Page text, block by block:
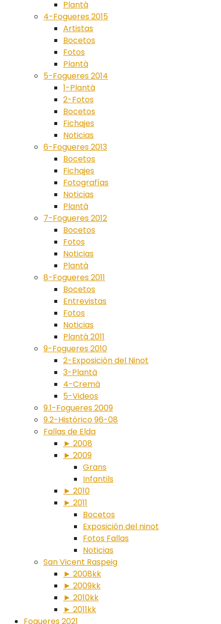
Plantà
4-Fogueres 2015
Artistas
Bocetos
Fotos
Plantà
5-Fogueres 2014
1-Plantà
2-Fotos
Bocetos
Fichajes
Noticias
6-Fogueres 2013
Bocetos
Fichajes
Fotografías
Noticias
Plantà
7-Fogueres 2012
Bocetos
Fotos
Noticias
Plantà
8-Fogueres 2011
Bocetos
Entrevistas
Fotos
Noticias
Plantà 2011
9-Fogueres 2010
2-Exposición del Ninot
3-Plantà
4-Cremà
5-Videos
9.1-Fogueres 2009
9.2-Histórico 96-08
Fallas de Elda
► 2008
► 2009
Grans
Infantils
► 2010
► 2011
Bocetos
Exposición del ninot
Fotos Fallas
Noticias
San Vicent Raspeig
► 2008kk
► 2009kk
► 2010kk
► 2011kk
Fogueres 2021